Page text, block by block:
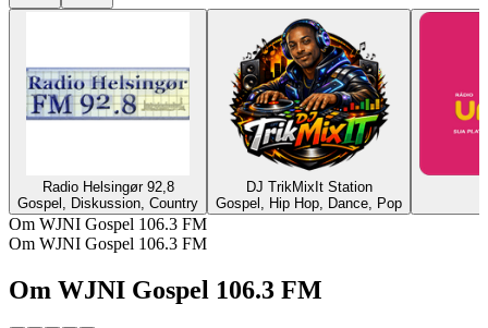
Radio Helsingør 92,8
Gospel, Diskussion, Country
DJ TrikMixIt Station
Gospel, Hip Hop, Dance, Pop
Om WJNI Gospel 106.3 FM
Om WJNI Gospel 106.3 FM
Om WJNI Gospel 106.3 FM